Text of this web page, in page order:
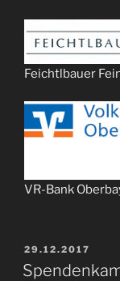
Feichtlbauer
VR-Bank
AM
29.12.2017